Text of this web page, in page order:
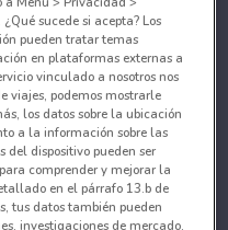
sucede si acepta? Los
pueden tratar temas
en plataformas externas a
vinculado a nosotros nos
viajes, podemos mostrarle
los datos sobre la ubicación
a la información sobre las
del dispositivo pueden ser
comprender y mejorar la
en el párrafo 13.b de
tus datos también pueden
investigaciones de mercado,